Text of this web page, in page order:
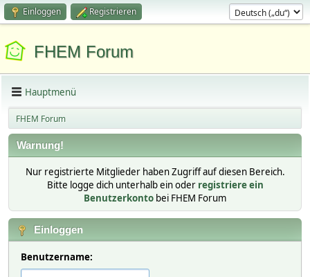
Einloggen Registrieren
FHEM Forum
Hauptmenü
FHEM Forum
Warnung!
Nur registrierte Mitglieder haben Zugriff auf diesen Bereich.
Bitte logge dich unterhalb ein oder registriere ein
Benutzerkonto bei FHEM Forum
Einloggen
Benutzername: